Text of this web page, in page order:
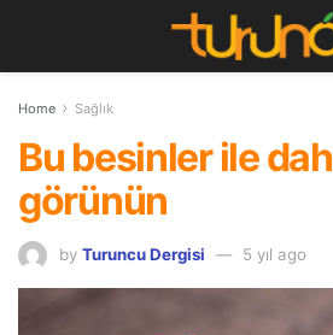
Home Sağlık
Bu besinler ile
görünün
by Turuncu Dergisi 5 yıl ago